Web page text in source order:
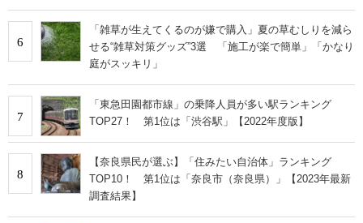
6
「雑草が生えてくるのが嫌で購入」夏の草むしりを減ら
せる“雑草対策グッズ”3選 「施工が楽で簡単」「かなり
庭がスッキリ」
7
「東急田園都市線」の乗降人員が多い駅ランキング
TOP27！ 第1位は「渋谷駅」【2022年度版】
8
【奈良県民が選ぶ】「住みたい自治体」ランキング
TOP10！ 第1位は「奈良市（奈良県）」【2023年最新
調査結果】